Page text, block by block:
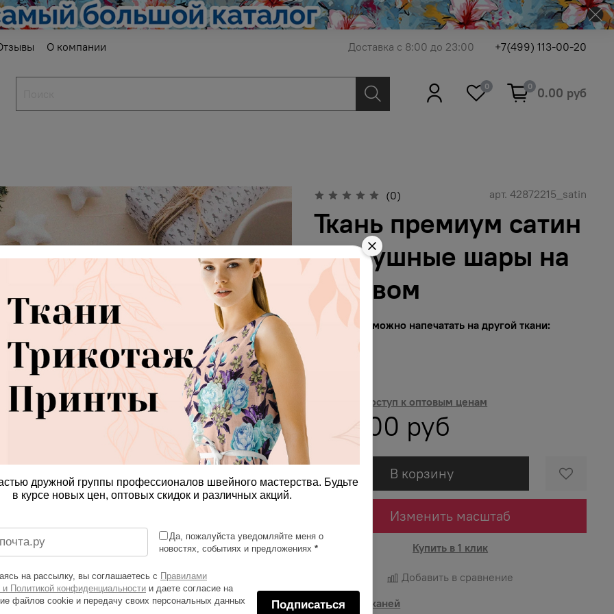
О компании Доставка с 8:00 до 23:00 +7(499) 113-00-20
0 0 0.00 руб
(0) арт. 42872215_satin
Ткань премиум сатин
воздушные шары на
розовом
Этот принт можно напечатать на другой ткани:
Получить доступ к оптовым ценам
766.00 руб
В корзину
Изменить масштаб
Купить в 1 клик
Добавить в сравнение
Описание тканей
дружной группы профессионалов швейного мастерства. Будьте
в курсе новых цен, оптовых скидок и различных акций.
Да, пожалуйста уведомляйте меня о
новостях, событиях и предложениях *
на рассылку, вы соглашаетесь с Правилами
и Политикой конфиденциальности и даете согласие на
файлов cookie и передачу своих персональных данных
Подписаться